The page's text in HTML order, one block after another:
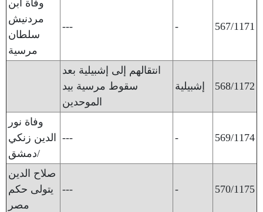
567/1171
-
---
وفاة ابن
مردنيش
سلطان
مرسية
568/1172 إشبيلية
انتقالهم إلى إشبيلية بعد
سقوط مرسية بيد
الموحدين
569/1174
-
---
وفاة نور
الدين زنكي
/دمشق
570/1175
-
---
صلاح الدين
يتولى حكم
مصر